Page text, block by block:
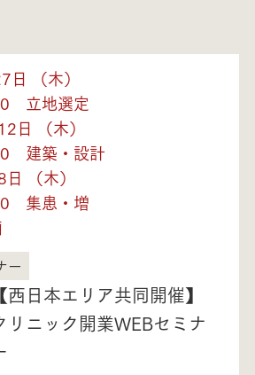
（木）
立地選定
日 （木）
建築・設計
（木）
集患・増
ー
【西日本エリア共同開催】
リニック開業WEBセミナ